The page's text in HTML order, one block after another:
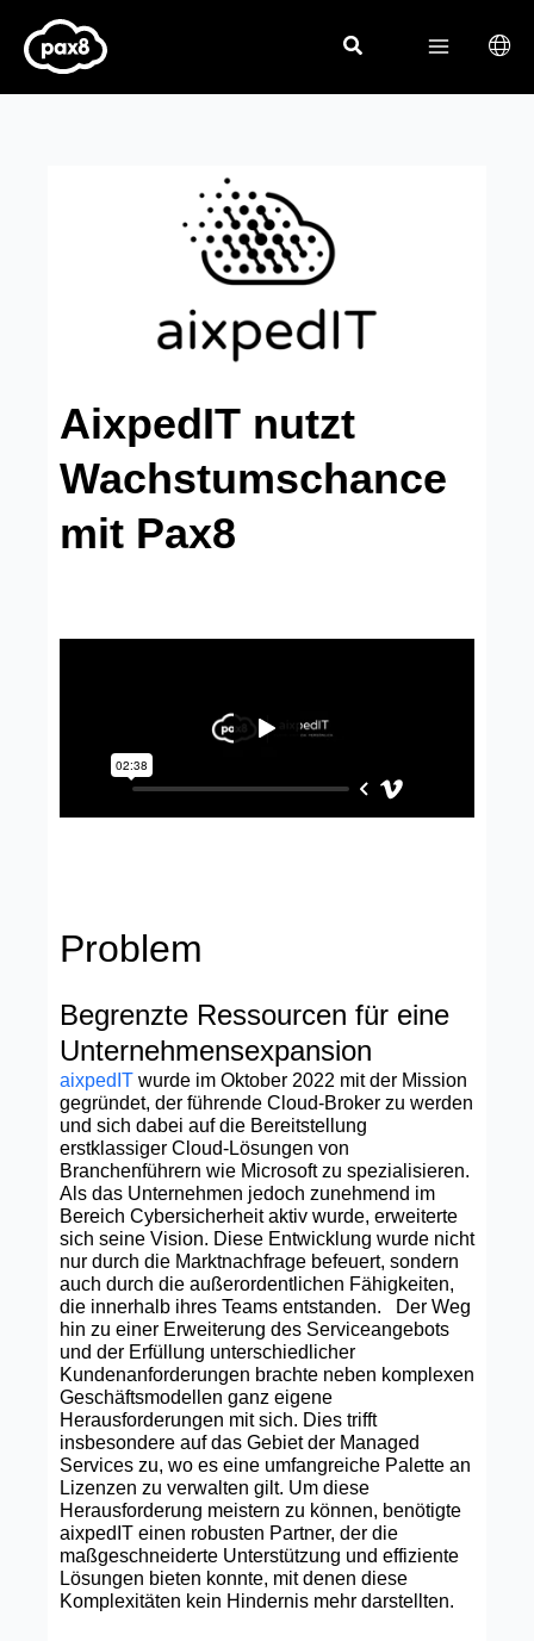
Inhalt
springen
AixpedIT nutzt
Wachstumschance
mit Pax8
Problem
Begrenzte Ressourcen für eine
Unternehmensexpansion
aixpedIT wurde im Oktober 2022 mit der Mission
gegründet, der führende Cloud-Broker zu werden
und sich dabei auf die Bereitstellung
erstklassiger Cloud-Lösungen von
Branchenführern wie Microsoft zu spezialisieren.
Als das Unternehmen jedoch zunehmend im
Bereich Cybersicherheit aktiv wurde, erweiterte
sich seine Vision. Diese Entwicklung wurde nicht
nur durch die Marktnachfrage befeuert, sondern
auch durch die außerordentlichen Fähigkeiten,
die innerhalb ihres Teams entstanden. Der Weg
hin zu einer Erweiterung des Serviceangebots
und der Erfüllung unterschiedlicher
Kundenanforderungen brachte neben komplexen
Geschäftsmodellen ganz eigene
Herausforderungen mit sich. Dies trifft
insbesondere auf das Gebiet der Managed
Services zu, wo es eine umfangreiche Palette an
Lizenzen zu verwalten gilt. Um diese
Herausforderung meistern zu können, benötigte
aixpedIT einen robusten Partner, der die
maßgeschneiderte Unterstützung und effiziente
Lösungen bieten konnte, mit denen diese
Komplexitäten kein Hindernis mehr darstellten.